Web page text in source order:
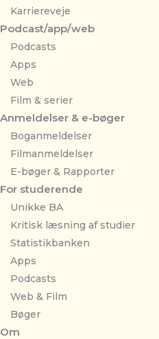
Karriereveje
Podcast/app/web
Podcasts
Apps
Web
Film & serier
Anmeldelser & e-bøger
Boganmeldelser
Filmanmeldelser
E-bøger & Rapporter
For studerende
Unikke BA
Kritisk læsning af studier
Statistikbanken
Apps
Podcasts
Web & Film
Bøger
Om